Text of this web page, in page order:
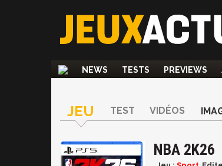
NEWS TESTS PREVIEWS
JEU TEST VIDÉOS
NBA 2K26